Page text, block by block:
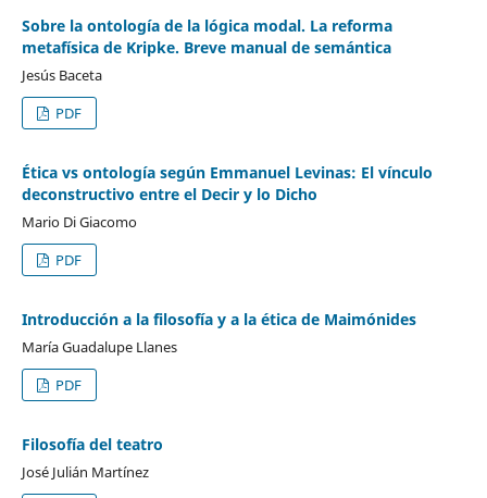
Sobre la ontología de la lógica modal. La reforma
metafísica de Kripke. Breve manual de semántica
Jesús Baceta
PDF
Ética vs ontología según Emmanuel Levinas: El vínculo
deconstructivo entre el Decir y lo Dicho
Mario Di Giacomo
PDF
Introducción a la filosofía y a la ética de Maimónides
María Guadalupe Llanes
PDF
Filosofía del teatro
José Julián Martínez